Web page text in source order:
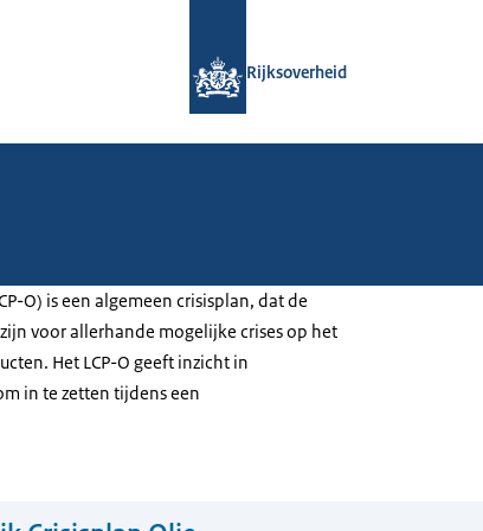
Rijksoverheid
O) is een algemeen crisisplan, dat de
voor allerhande mogelijke crises op het
Het LCP-O geeft inzicht in
in te zetten tijdens een